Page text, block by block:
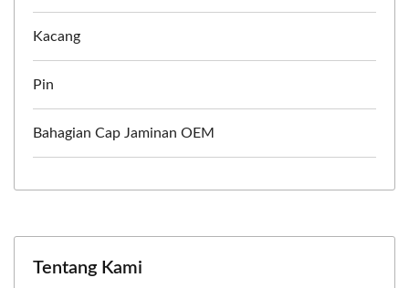
Kacang
Pin
Bahagian Cap Jaminan OEM
Tentang Kami